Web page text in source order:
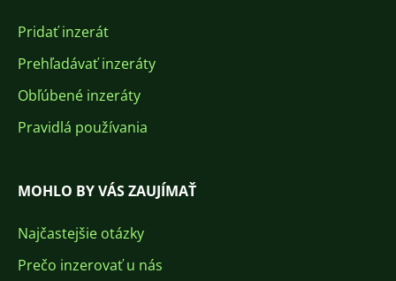
Pridať inzerát
Prehľadávať inzeráty
Obľúbené inzeráty
Pravidlá používania
MOHLO BY VÁS ZAUJÍMAŤ
Najčastejšie otázky
Prečo inzerovať u nás